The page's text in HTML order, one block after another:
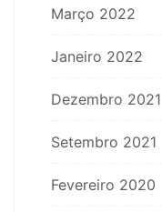
Março 2022
Janeiro 2022
Dezembro 2021
Setembro 2021
Fevereiro 2020